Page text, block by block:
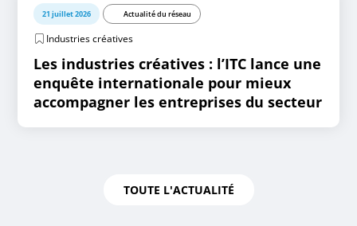
21 juillet 2026 Actualité du réseau
Industries créatives
Les industries créatives : l’ITC lance une
enquête internationale pour mieux
accompagner les entreprises du secteur
TOUTE L'ACTUALITÉ